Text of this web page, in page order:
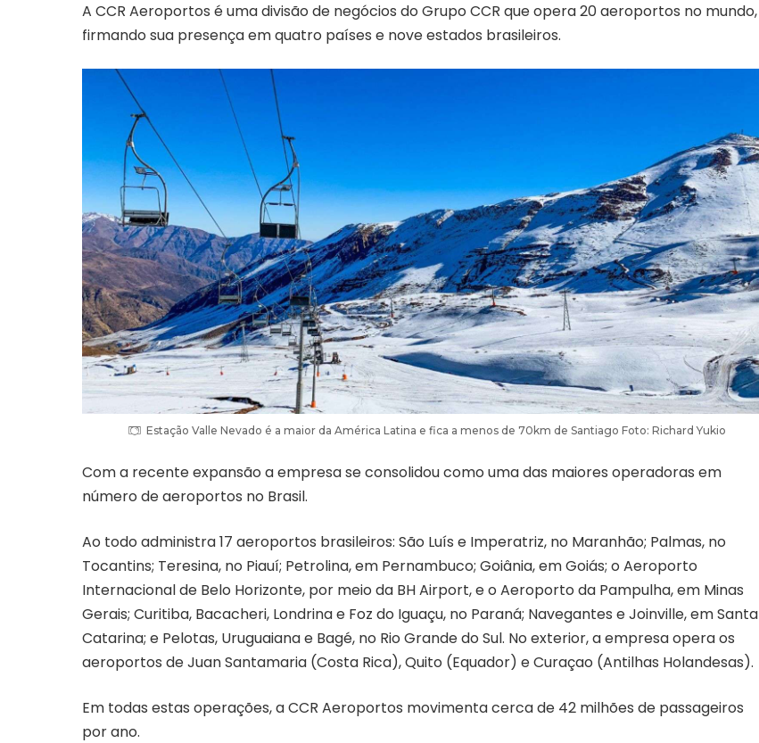
A CCR Aeroportos é uma divisão de negócios do Grupo CCR que opera 20 aeroportos no mundo,
firmando sua presença em quatro países e nove estados brasileiros.
Estação Valle Nevado é a maior da América Latina e fica a menos de 70km de Santiago Foto: Richard Yukio
Com a recente expansão a empresa se consolidou como uma das maiores operadoras em
número de aeroportos no Brasil.
Ao todo administra 17 aeroportos brasileiros: São Luís e Imperatriz, no Maranhão; Palmas, no
Tocantins; Teresina, no Piauí; Petrolina, em Pernambuco; Goiânia, em Goiás; o Aeroporto
Internacional de Belo Horizonte, por meio da BH Airport, e o Aeroporto da Pampulha, em Minas
Gerais; Curitiba, Bacacheri, Londrina e Foz do Iguaçu, no Paraná; Navegantes e Joinville, em Santa
Catarina; e Pelotas, Uruguaiana e Bagé, no Rio Grande do Sul. No exterior, a empresa opera os
aeroportos de Juan Santamaria (Costa Rica), Quito (Equador) e Curaçao (Antilhas Holandesas).
Em todas estas operações, a CCR Aeroportos movimenta cerca de 42 milhões de passageiros
por ano.